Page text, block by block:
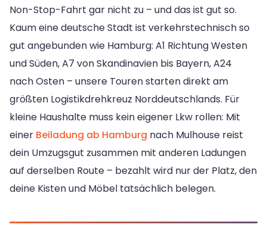
Non-Stop-Fahrt gar nicht zu – und das ist gut so.
Kaum eine deutsche Stadt ist verkehrstechnisch so
gut angebunden wie Hamburg: A1 Richtung Westen
und Süden, A7 von Skandinavien bis Bayern, A24
nach Osten – unsere Touren starten direkt am
größten Logistikdrehkreuz Norddeutschlands. Für
kleine Haushalte muss kein eigener Lkw rollen: Mit
einer Beiladung ab Hamburg nach Mulhouse reist
dein Umzugsgut zusammen mit anderen Ladungen
auf derselben Route – bezahlt wird nur der Platz, den
deine Kisten und Möbel tatsächlich belegen.